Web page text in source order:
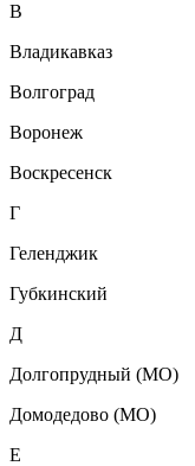
В
Владикавказ
Волгоград
Воронеж
Воскресенск
Г
Геленджик
Губкинский
Д
Долгопрудный (МО)
Домодедово (МО)
Е